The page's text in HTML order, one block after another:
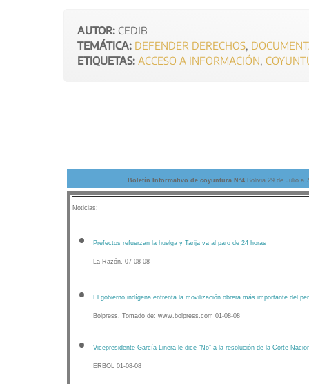
AUTOR:CEDIB
TEMÁTICA: DEFENDER DERECHOS,
ETIQUETAS: ACCESO A INFORMACIÓN
Boletín Informativo de coyuntura N°4 Bolivia 29 de Julio a
Noticias:
Prefectos refuerzan la huelga y Tarija va al paro de 24 horas
La Razón. 07-08-08
El gobierno indígena enfrenta la movilización obrera más importante del
Bolpress. Tomado de: www.bolpress.com 01-08-08
Vicepresidente García Linera le dice “No” a la resolución de la Corte
ERBOL 01-08-08